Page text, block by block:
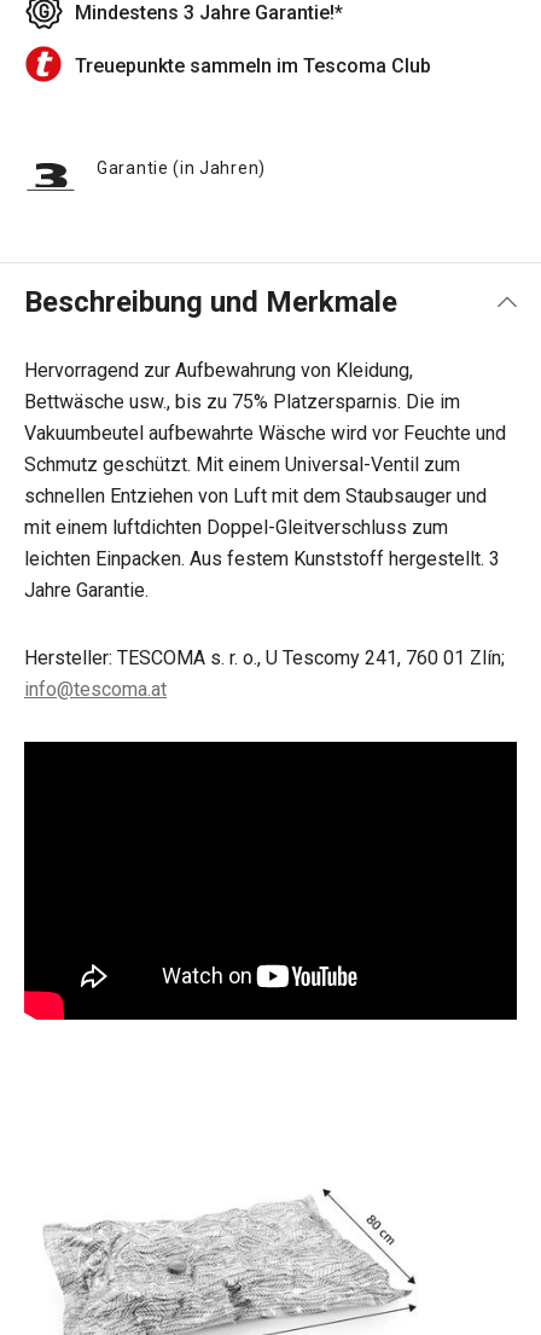
Mindestens 3 Jahre Garantie!*
Treuepunkte sammeln im Tescoma Club
Garantie (in Jahren)
Beschreibung und Merkmale
Hervorragend zur Aufbewahrung von Kleidung,
Bettwäsche usw., bis zu 75% Platzersparnis. Die im
Vakuumbeutel aufbewahrte Wäsche wird vor Feuchte und
Schmutz geschützt. Mit einem Universal-Ventil zum
schnellen Entziehen von Luft mit dem Staubsauger und
mit einem luftdichten Doppel-Gleitverschluss zum
leichten Einpacken. Aus festem Kunststoff hergestellt. 3
Jahre Garantie.
Hersteller: TESCOMA s. r. o., U Tescomy 241, 760 01 Zlín;
info@tescoma.at